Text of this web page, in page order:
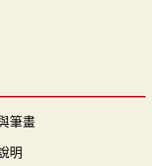
筆畫
明